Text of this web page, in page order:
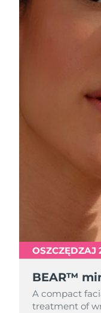
OSZCZĘDZAJ
BEAR™
A compact
treatment of
Portoryko
Arabia
Słowenia